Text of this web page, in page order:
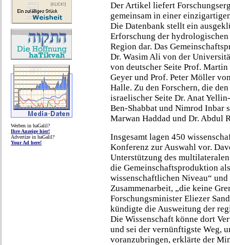
Werben in haGalil?
Ihre Anzeige hier!
Advertize in haGalil?
Your Ad here!
Der Artikel liefert
gemeinsam in einer
Die Datenbank stellt ein
Erforschung der
Region dar. Das
Dr. Wasim Ali von der
von deutscher Seite Prof.
Geyer und Prof. Peter Möller
Halle. Zu den Forschern, die
israelischer Seite Dr. Anat
Ben-Shabbat und Nimrod Inbar
Marwan Haddad und Dr. Abdul
Insgesamt lagen 450
Konferenz zur Auswahl vor.
Unterstützung des
die Gemeinschaftsproduktion
wissenschaftlichen Niveau“
Zusammenarbeit, „die keine
Forschungsminister Eliezer
kündigte die Ausweitung der
Die Wissenschaft könne dort
und sei der vernünftigste Weg,
voranzubringen, erklärte der